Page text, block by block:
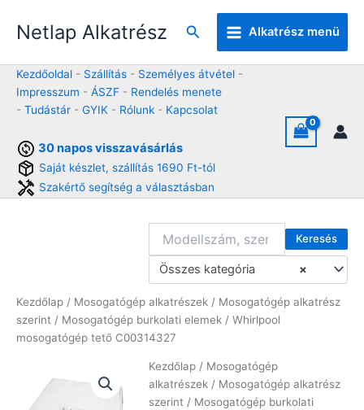
Netlap Alkatrész Keresés Alkatrész menü
Kezdőoldal - Szállítás - Személyes átvétel -
Impresszum - ÁSZF - Rendelés menete
- Tudástár - GYIK - Rólunk - Kapcsolat
30 napos visszavásárlás
Saját készlet, szállítás 1690 Ft-tól
Szakértő segítség a választásban
Keresés
×
Összes kategória
Kezdőlap / Mosogatógép alkatrészek / Mosogatógép alkatrész
szerint / Mosogatógép burkolati elemek / Whirlpool
mosogatógép tető C00314327
Kezdőlap / Mosogatógép
alkatrészek / Mosogatógép alkatrész
szerint / Mosogatógép burkolati